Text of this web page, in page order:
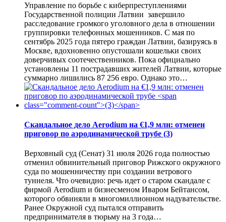
Управление по борьбе с киберпреступлениями
Государственной полиции Латвии завершило
расследование громкого уголовного дела в отношении
группировки телефонных мошенников. С мая по
сентябрь 2025 года пятеро граждан Латвии, базируясь в
Москве, вдохновенно опустошали кошельки своих
доверчивых соотечественников. Пока официально
установлены 11 пострадавших жителей Латвии, которые
суммарно лишились 87 256 евро. Однако это…
Скандальное дело Aerodium на €1,9 млн: отменен
приговор по аэродинамической трубе (3)
Верховный суд (Сенат) 31 июля 2026 года полностью
отменил обвинительный приговор Рижского окружного
суда по мошенничеству при создании ветрового
туннеля. Что очевидно: речь идет о старом скандале с
фирмой Aerodium и бизнесменом Иваром Бейтансом,
которого обвиняли в многомиллионном надувательстве.
Ранее Окружной суд пытался отправить
предпринимателя в тюрьму на 3 года…